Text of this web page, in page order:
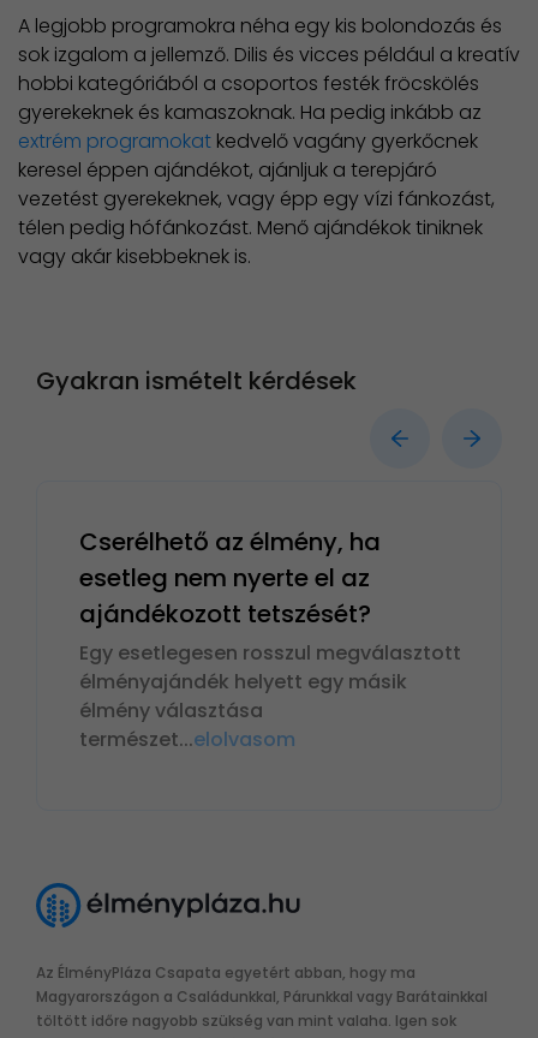
A legjobb programokra néha egy kis bolondozás és
sok izgalom a jellemző. Dilis és vicces például a kreatív
hobbi kategóriából a csoportos festék fröcskölés
gyerekeknek és kamaszoknak. Ha pedig inkább az
extrém programokat kedvelő vagány gyerkőcnek
keresel éppen ajándékot, ajánljuk a terepjáró
vezetést gyerekeknek, vagy épp egy vízi fánkozást,
télen pedig hófánkozást. Menő ajándékok tiniknek
vagy akár kisebbeknek is.
Gyakran ismételt kérdések
Cserélhető az élmény, ha
esetleg nem nyerte el az
ajándékozott tetszését?
Egy esetlegesen rosszul megválasztott
élményajándék helyett egy másik
élmény választása
természet...elolvasom
Az ÉlményPláza Csapata egyetért abban, hogy ma
Magyarországon a Családunkkal, Párunkkal vagy Barátainkkal
töltött időre nagyobb szükség van mint valaha. Igen sok